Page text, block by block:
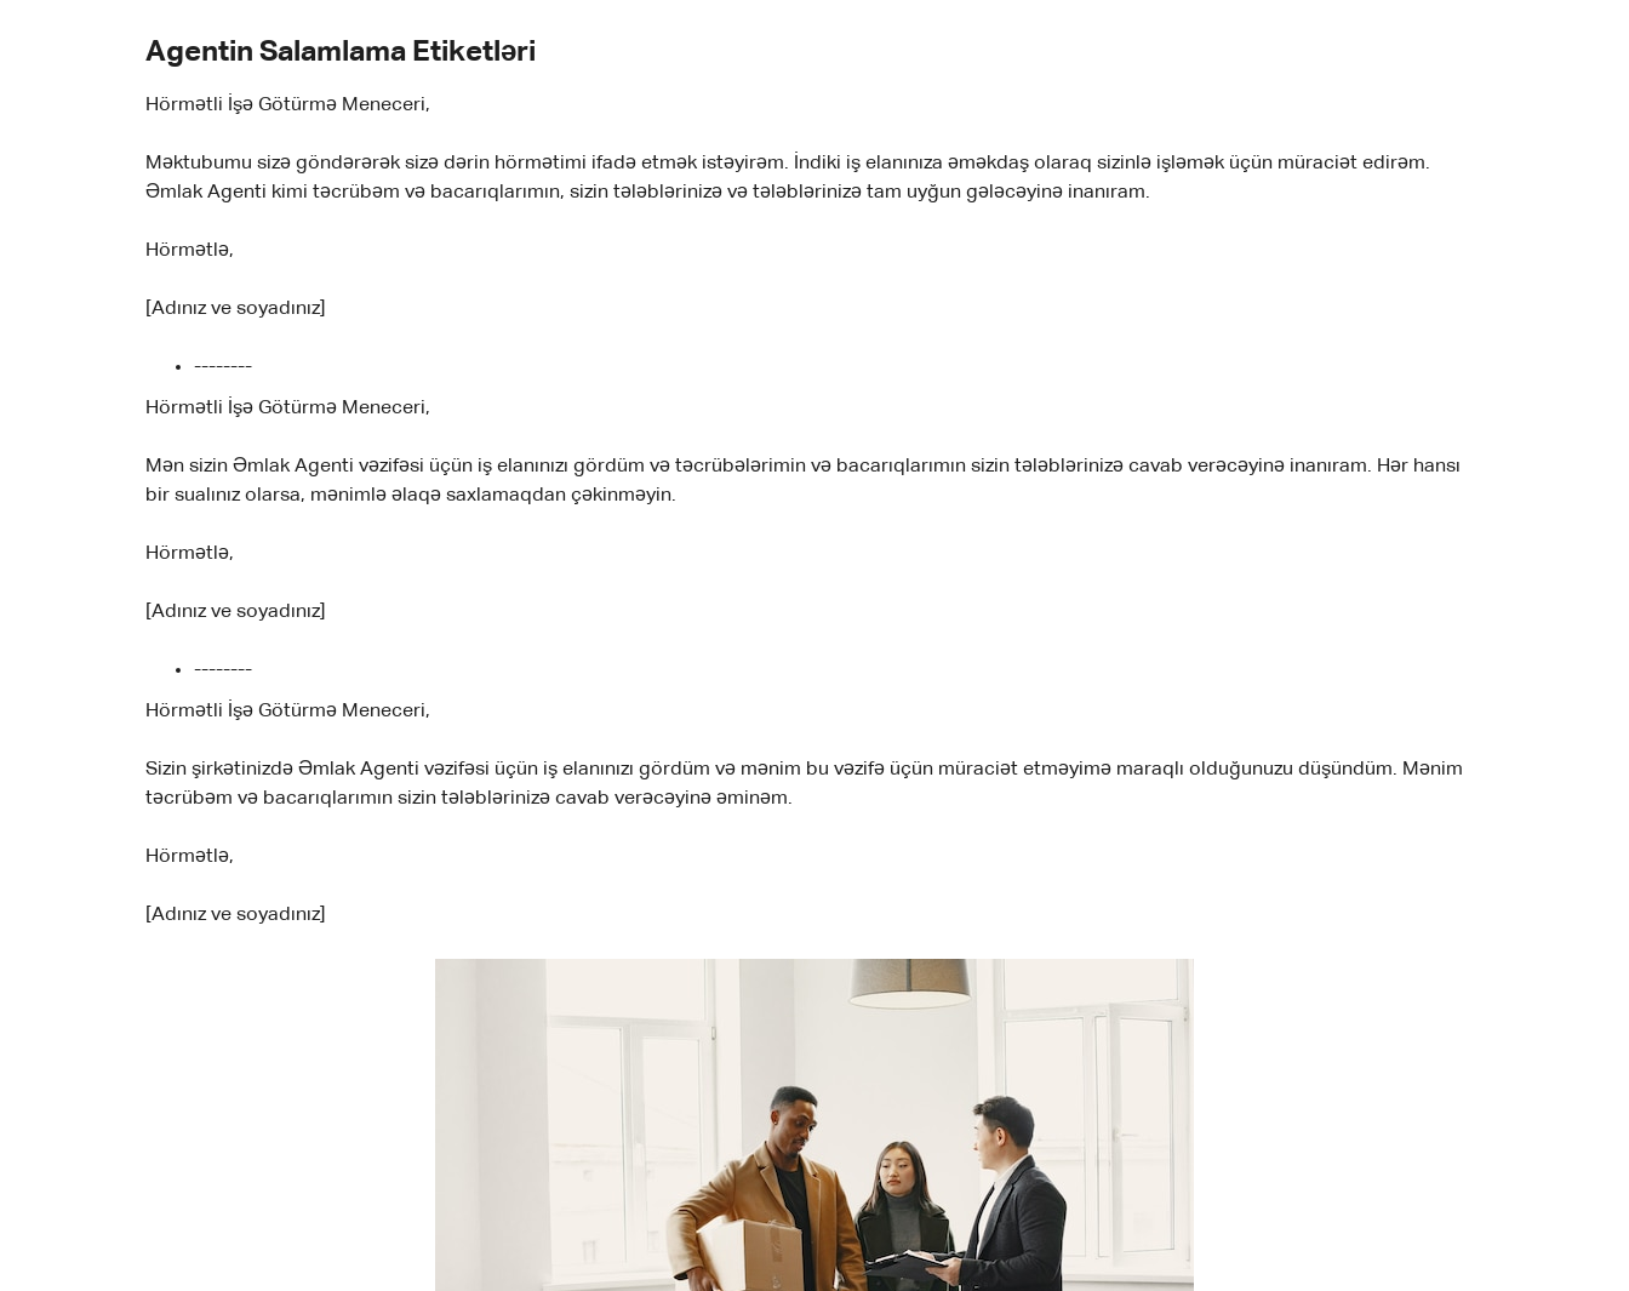
Agentin Salamlama Etiketləri
Hörmətli İşə Götürmə Meneceri,
Məktubumu sizə göndərərək sizə dərin hörmətimi ifadə etmək istəyirəm. İndiki iş elanınıza əməkdaş olaraq sizinlə işləmək üçün müraciət edirəm.
Əmlak Agenti kimi təcrübəm və bacarıqlarımın, sizin tələblərinizə və tələblərinizə tam uyğun gələcəyinə inanıram.
Hörmətlə,
[Adınız ve soyadınız]
--------
Hörmətli İşə Götürmə Meneceri,
Mən sizin Əmlak Agenti vəzifəsi üçün iş elanınızı gördüm və təcrübələrimin və bacarıqlarımın sizin tələblərinizə cavab verəcəyinə inanıram. Hər hansı
bir sualınız olarsa, mənimlə əlaqə saxlamaqdan çəkinməyin.
Hörmətlə,
[Adınız ve soyadınız]
--------
Hörmətli İşə Götürmə Meneceri,
Sizin şirkətinizdə Əmlak Agenti vəzifəsi üçün iş elanınızı gördüm və mənim bu vəzifə üçün müraciət etməyimə maraqlı olduğunuzu düşündüm. Mənim
təcrübəm və bacarıqlarımın sizin tələblərinizə cavab verəcəyinə əminəm.
Hörmətlə,
[Adınız ve soyadınız]